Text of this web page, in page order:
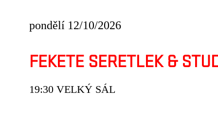
pondělí 12/10/2026
FEKETE SERETLEK &
19:30 VELKÝ SÁL